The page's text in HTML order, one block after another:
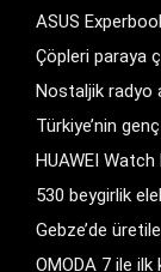
ASUS
Çöpleri paraya
Nostaljik radyo
Türkiye’nin
HUAWEI
530 beygirlik
Gebze’de
OMODA 7 ile ilk